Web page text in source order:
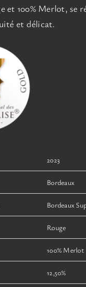
et 100% Merlot, se
et délicat.
2023
Bordeaux
Bordeaux
Rouge
100% Merlot
12,50%